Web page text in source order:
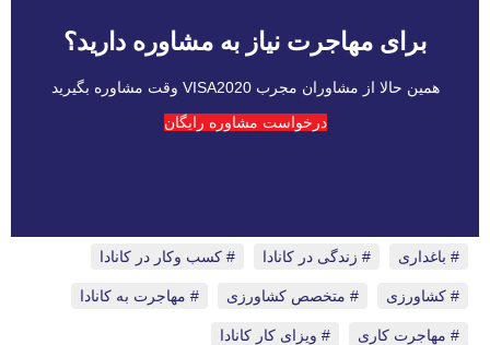
برای مهاجرت نیاز به مشاوره دارید؟
همین حالا از مشاوران مجرب VISA2020 وقت مشاوره بگیرید
درخواست مشاوره رایگان
باغداری زندگی در کانادا کسب وکار در کانادا
کشاورزی متخصص کشاورزی مهاجرت به کانادا
مهاجرت کاری ویزای کار کانادا